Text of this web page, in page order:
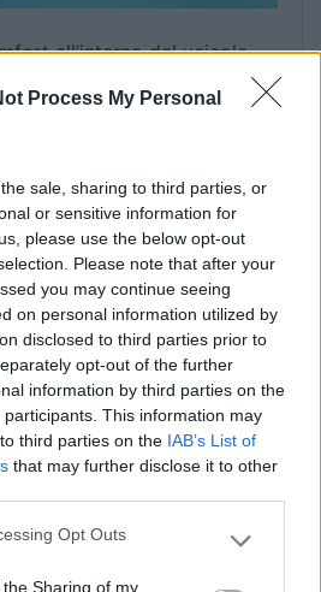
Process My Personal
sale, sharing to third parties, or
or sensitive information for
please use the below opt-out
Please note that after your
you may continue seeing
on personal information utilized by
disclosed to third parties prior to
opt-out of the further
information by third parties on the
participants. This information may
third parties on the IAB’s List of
that may further disclose it to other
app uses one or more Google
Opt Outs
Sharing of my
all’interno del veicolo,
Fan 12 V da 40 x 40
illuminazione LED e
sistema. Le diverse
e i livelli extra silenziosi
sia nelle giornate calde